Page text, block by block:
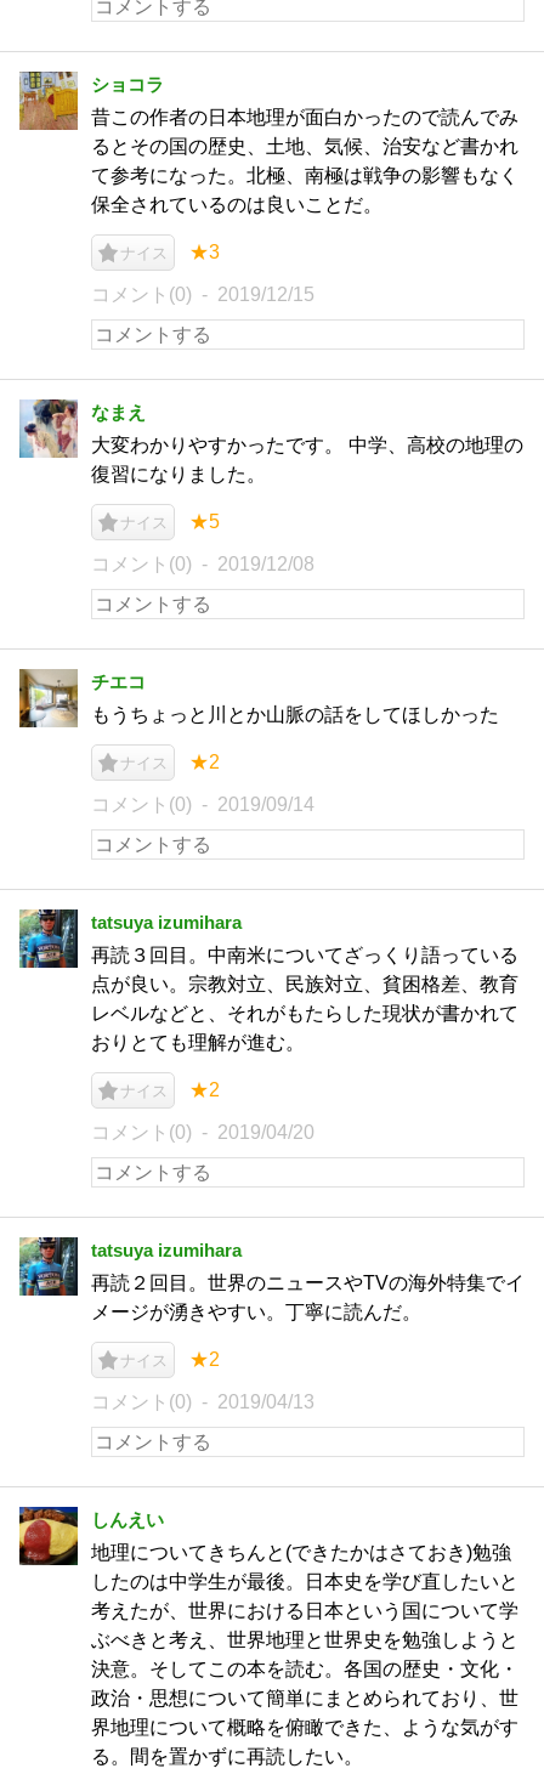
ショコラ
昔この作者の日本地理が面白かったので読んでみ
るとその国の歴史、土地、気候、治安など書かれ
て参考になった。北極、南極は戦争の影響もなく
保全されているのは良いことだ。
ナイス ★3
コメント(0) 2019/12/15
なまえ
大変わかりやすかったです。 中学、高校の地理の
復習になりました。
ナイス ★5
コメント(0) 2019/12/08
チエコ
もうちょっと川とか山脈の話をしてほしかった
ナイス ★2
コメント(0) 2019/09/14
tatsuya izumihara
再読３回目。中南米についてざっくり語っている
点が良い。宗教対立、民族対立、貧困格差、教育
レベルなどと、それがもたらした現状が書かれて
おりとても理解が進む。
ナイス ★2
コメント(0) 2019/04/20
tatsuya izumihara
再読２回目。世界のニュースやTVの海外特集でイ
メージが湧きやすい。丁寧に読んだ。
ナイス ★2
コメント(0) 2019/04/13
しんえい
地理についてきちんと(できたかはさておき)勉強
したのは中学生が最後。日本史を学び直したいと
考えたが、世界における日本という国について学
ぶべきと考え、世界地理と世界史を勉強しようと
決意。そしてこの本を読む。各国の歴史・文化・
政治・思想について簡単にまとめられており、世
界地理について概略を俯瞰できた、ような気がす
る。間を置かずに再読したい。